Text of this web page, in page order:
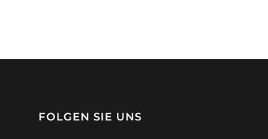
FOLGEN SIE UNS